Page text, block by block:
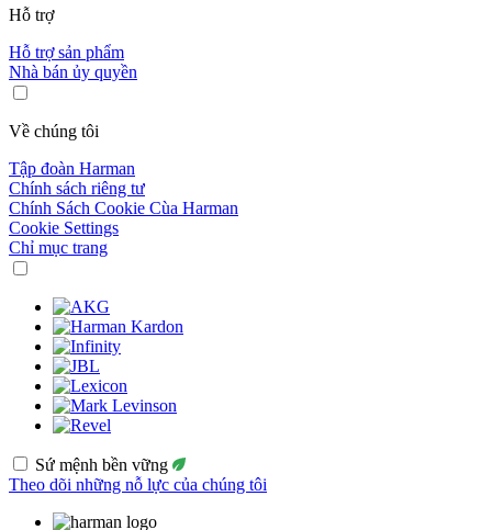
Hỗ trợ
Hỗ trợ sản phẩm
Nhà bán ủy quyền
Về chúng tôi
Tập đoàn Harman
Chính sách riêng tư
Chính Sách Cookie Cùa Harman
Cookie Settings
Chỉ mục trang
Sứ mệnh bền vững
Theo dõi những nỗ lực của chúng tôi